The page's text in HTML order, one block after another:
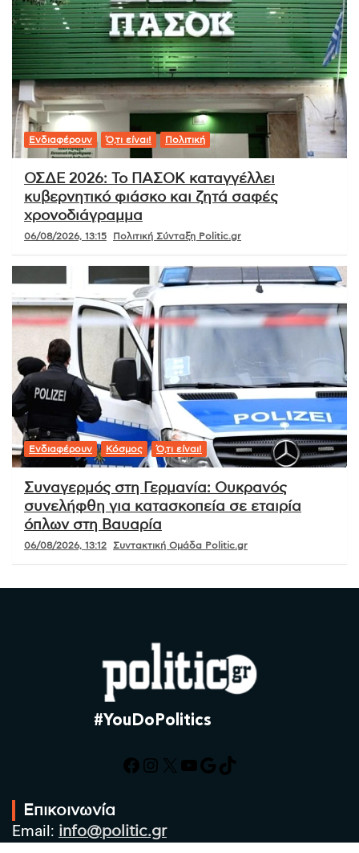
Ενδιαφέρουν Ό,τι είναι! Πολιτική
ΟΣΔΕ 2026: Το ΠΑΣΟΚ καταγγέλλει
κυβερνητικό φιάσκο και ζητά σαφές
χρονοδιάγραμμα
06/08/2026, 13:15 Πολιτική Σύνταξη Politic.gr
Ενδιαφέρουν Κόσμος Ό,τι είναι!
Συναγερμός στη Γερμανία: Ουκρανός
συνελήφθη για κατασκοπεία σε εταιρία
όπλων στη Βαυαρία
06/08/2026, 13:12 Συντακτική Ομάδα Politic.gr
#YouDoPolitics
Facebook
Instagram
X YouTube
Google
TikTok
Επικοινωνία
Email: info@politic.gr